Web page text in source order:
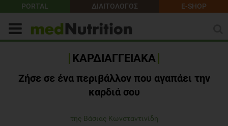
PORTAL ΔΙΑΙΤΟΛΟΓΟΣ E-SHOP
ΚΑΡΔΙΑΓΓΕΙΑΚΑ
Ζήσε σε ένα περιβάλλον που αγαπάει την
καρδιά σου
της Βάσιας Κωνσταντινίδη